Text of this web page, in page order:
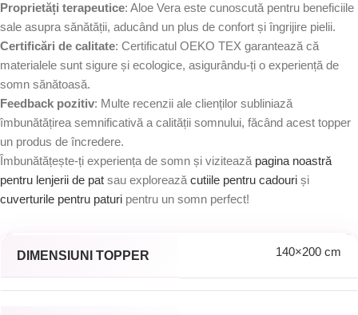
Proprietăți terapeutice: Aloe Vera este cunoscută pentru beneficiile
sale asupra sănătății, aducând un plus de confort și îngrijire pielii.
Certificări de calitate: Certificatul OEKO TEX garantează că
materialele sunt sigure și ecologice, asigurându-ți o experiență de
somn sănătoasă.
Feedback pozitiv: Multe recenzii ale clienților subliniază
îmbunătățirea semnificativă a calității somnului, făcând acest topper
un produs de încredere.
Îmbunătățește-ți experiența de somn și vizitează pagina noastră
pentru lenjerii de pat sau explorează cutiile pentru cadouri și
cuverturile pentru paturi pentru un somn perfect!
DIMENSIUNI TOPPER 140×200 cm